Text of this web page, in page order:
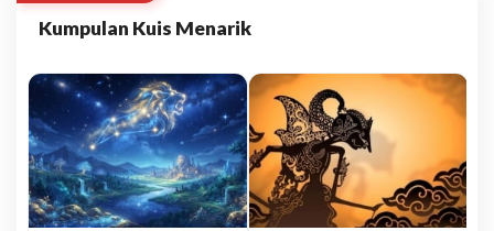
Kumpulan Kuis Menarik